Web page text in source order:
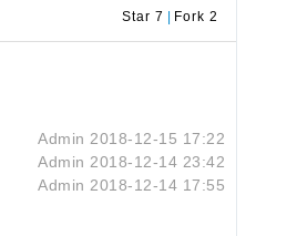
Star 7 Fork 2
Admin 2018-12-15 17:22
Admin 2018-12-14 23:42
Admin 2018-12-14 17:55